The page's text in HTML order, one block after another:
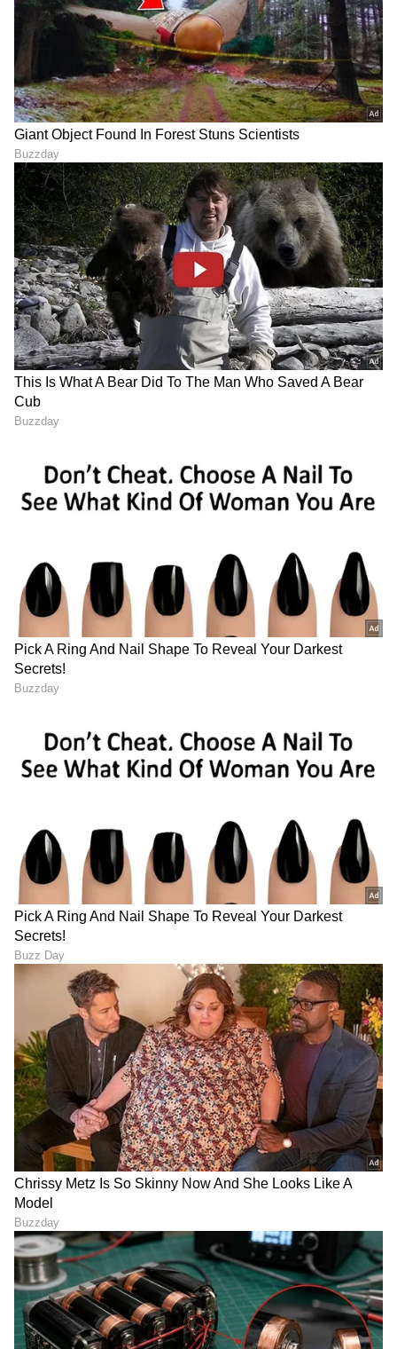
LATEST VIDEOS
ABOUT THE AUTHOR
AH Ashwini HR
ಮಲೆನಾಡಿನ ಹೆಬ್ಬಾಗಿಲು ಶಿವಮೊಗ್ಗದ ಸ್ಥಳೀಯ ದಿನಪತ್ರಿಕೆ
'ಕ್ರಾಂತಿದೀಪ'ದಲ್ಲಿ ಉಪ ಸಂಪಾದಕಿಯಾಗಿ ವೃತ್ತಿ ಜೀವನ ಪ್ರಾರಂಭ.
ಪತ್ರಿಕೋದ್ಯಮದಲ್ಲಿ 14 ವರ್ಷಗಳ ಅನುಭವ. ರಾಜ್ಯಮಟ್ಟದ
ದಿನಪತ್ರಿಕೆಗಳಲ್ಲಿ ಹಾಗೂ ವೆಬ್‌ಸೈಟ್‌ಗಳಲ್ಲಿ ರಾಜಕೀಯ, ಮನರಂಜನೆ,
ಶಿಕ್ಷಣ, ಆರೋಗ್ಯ, ಟ್ರೆಂಡಿಂಗ್‌, ಲೈಫ್‌ಸ್ಟೈಲ್‌ ಕುರಿತಾದ ವಿಷಯಗಳ
ಜೀವನಶೈಲಿ
ಆರೋಗ್ಯ, ಸೌಂದರ್ಯ, ಫಿಟ್‌ನೆಸ್,ಕಿಚನ್ ಟಿಪ್ಸ್‌,
ಏಷ್ಯಾನೆಟ್ ಸುವರ್ಣ ನ್ಯೂಸ್‌ ಫಾಲೋ ಮಾಡಿ.
ಸಂಪೂರ್ಣ ಮಾಹಿತಿ ಒಂದೇ ಕ್ಲಿಕ್‌ನಲ್ಲಿ ಲಭ್ಯ. ಏಷ್ಯಾನೆಟ್
ಸುವರ್ಣ ನ್ಯೂಸ್ ಅಧಿಕೃತ ಆ್ಯಪ್ ಡೌನ್‌ಲೋಡ್ ಮಾಡಿ
ಹಾಗು ಎಲ್ಲಾ ಅಪ್‌ಡೇಟ್ ಗಳನ್ನು ಪಡೆಯಿರಿ.
DOWNLOAD APP
RECOMMENDED STORIES
ಬಾದಾಮಿ, ಗೋಡಂಬಿ ಮಾತ್ರವಲ್ಲ!
ಈ ಬೀಜದಲ್ಲೂ ಅಡಗಿದೆ
ಆರೋಗ್ಯದ ರಹಸ್ಯ
ಪ್ಯಾಕೇಜ್‌ಗೂ ಬೆಲೆಯಿಲ್ವಾ?!': ಐಟಿ
ಉದ್ಯೋಗಿಯ ಶಾಕಿಂಗ್ ವಿಶ್ಲೇಷಣೆ!